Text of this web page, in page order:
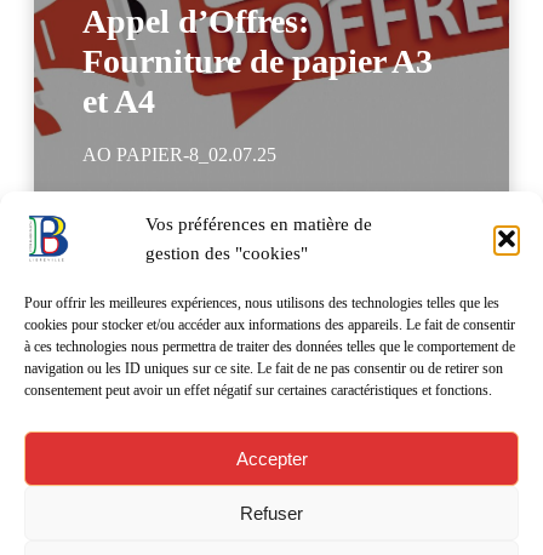
Vos préférences en matière de
gestion des "cookies"
Pour offrir les meilleures expériences, nous utilisons des technologies telles que les
cookies pour stocker et/ou accéder aux informations des appareils. Le fait de consentir
à ces technologies nous permettra de traiter des données telles que le comportement de
navigation ou les ID uniques sur ce site. Le fait de ne pas consentir ou de retirer son
consentement peut avoir un effet négatif sur certaines caractéristiques et fonctions.
Accepter
Refuser
Appel d’Offres:
Fourniture de papier A3
et A4
AO PAPIER-8_02.07.25